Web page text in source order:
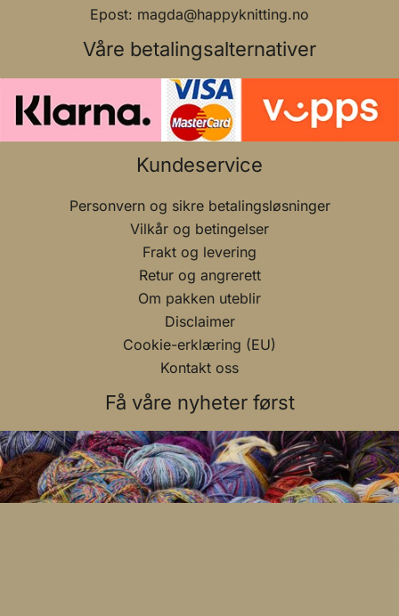
Epost: magda@happyknitting.no
Våre betalingsalternativer
Kundeservice
Personvern og sikre betalingsløsninger
Vilkår og betingelser
Frakt og levering
Retur og angrerett
Om pakken uteblir
Disclaimer
Cookie-erklæring (EU)
Kontakt oss
Få våre nyheter først